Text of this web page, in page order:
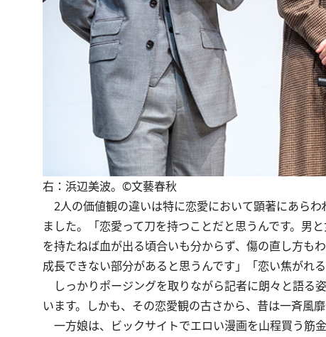
右：浜辺美波。©文藝春秋
2人の価値観の違いは特に恋愛において顕著にあら
ました。「恋愛って刀を持つことだと思うんです。男
を持たねば血が出る頃合いも分からず、傷の直し方も
成長できない部分があると思うんです」「恋い焦がれ
しっかりポージングを取りながら記者に朗々と語る
います。しかも、その恋愛観の古さから、昔は一斉風
一方娘は、ビックサイトでエロい漫画を山程買う筋